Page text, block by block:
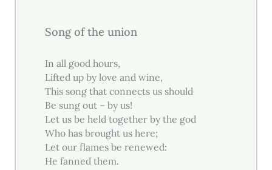
Song of the union
In all good hours,
Lifted up by love and wine,
This song that connects us should
Be sung out – by us!
Let us be held together by the god
Who has brought us here;
Let our flames be renewed:
He fanned them.